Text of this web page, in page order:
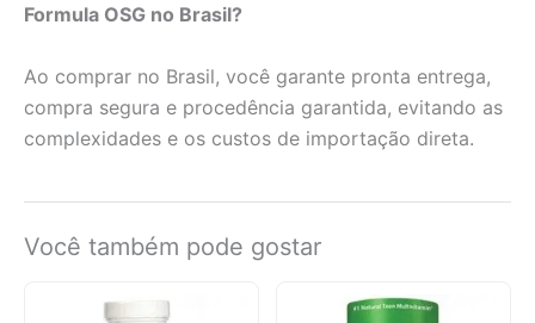
Formula OSG no Brasil?
Ao comprar no Brasil, você garante pronta entrega,
compra segura e procedência garantida, evitando as
complexidades e os custos de importação direta.
Você também pode gostar